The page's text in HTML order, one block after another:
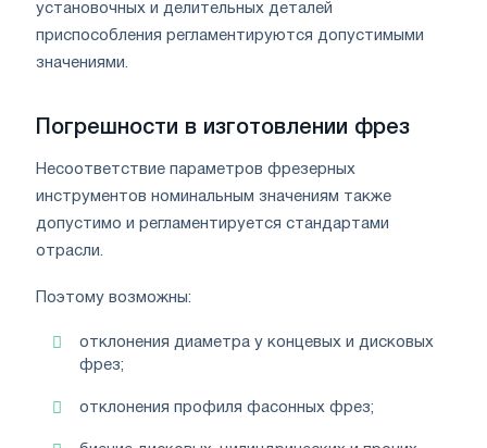
установочных и делительных деталей
приспособления регламентируются допустимыми
значениями.
Погрешности в изготовлении фрез
Несоответствие параметров фрезерных
инструментов номинальным значениям также
допустимо и регламентируется стандартами
отрасли.
Поэтому возможны:
отклонения диаметра у концевых и дисковых
фрез;
отклонения профиля фасонных фрез;